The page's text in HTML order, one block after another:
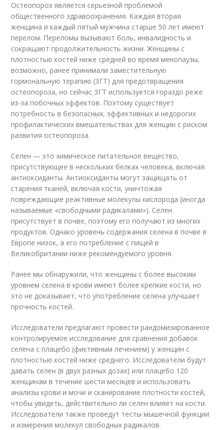
Остеопороз является серьезной проблемой
общественного здравоохранения. Каждая вторая
женщина и каждый пятый мужчина старше 50 лет имеют
перелом. Переломы вызывают боль, инвалидность и
сокращают продолжительность жизни. Женщины с
плотностью костей ниже средней во время менопаузы,
возможно, ранее принимали заместительную
гормональную терапию (ЗГТ) для предотвращения
остеопороза, но сейчас ЗГТ используется гораздо реже
из-за побочных эффектов. Поэтому существует
потребность в безопасных, эффективных и недорогих
профилактических вмешательствах для женщин с риском
развития остеопороза.
Селен — это химическое питательное вещество,
присутствующее в нескольких белках человека, включая
антиоксиданты. Антиоксиданты могут защищать от
старения тканей, включая кости, уничтожая
повреждающие реактивные молекулы кислорода (иногда
называемые «свободными радикалами»). Селен
присутствует в почве, поэтому его получают из многих
продуктов. Однако уровень содержания селена в почве в
Европе низок, а его потребление с пищей в
Великобритании ниже рекомендуемого уровня.
Ранее мы обнаружили, что женщины с более высоким
уровнем селена в крови имеют более крепкие кости, но
это не доказывает, что употребление селена улучшает
прочность костей.
Исследователи предлагают провести рандомизированное
контролируемое исследование для сравнения добавок
селена с плацебо (фиктивным лечением) у женщин с
плотностью костей ниже среднего. Исследователи будут
давать селен (в двух разных дозах) или плацебо 120
женщинам в течение шести месяцев и использовать
анализы крови и мочи и сканирование плотности костей,
чтобы увидеть, действительно ли селен влияет на кости.
Исследователи также проведут тесты мышечной функции
и измерения молекул свободных радикалов.